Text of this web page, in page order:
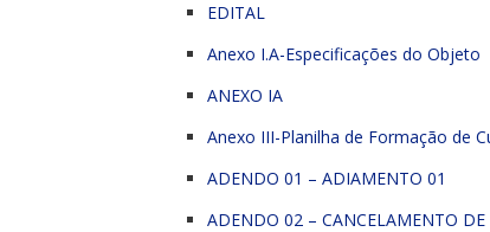
EDITAL
Anexo I.A-Especificações do Objeto
ANEXO IA
Anexo III-Planilha de Formação de
ADENDO 01 – ADIAMENTO 01
ADENDO 02 – CANCELAMENTO DE